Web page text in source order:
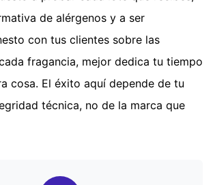
de alérgenos y a ser
con tus clientes sobre las
fragancia, mejor dedica tu tiempo
cosa. El éxito aquí depende de tu
técnica, no de la marca que